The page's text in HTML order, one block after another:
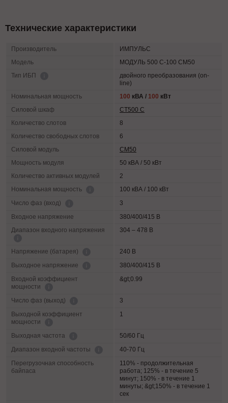
Технические характеристики
Производитель
ИМПУЛЬС
Модель
МОДУЛЬ 500 С-100 СМ50
Тип ИБП
двойного преобразования (on-
line)
Номинальная мощность
100 кВА / 100 кВт
Силовой шкаф
СТ500 С
Количество слотов
8
Количество свободных слотов
6
Силовой модуль
СМ50
Мощность модуля
50 кВА / 50 кВт
Количество активных модулей
2
Номинальная мощность
100 кВА / 100 кВт
Число фаз (вход)
3
Входное напряжение
380/400/415 В
Диапазон входного напряжения
304 – 478 В
Напряжение (батарея)
240 В
Выходное напряжение
380/400/415 В
Входной коэффициент
мощности
&gt;0.99
Число фаз (выход)
3
Выходной коэффициент
мощности
1
Выходная частота
50/60 Гц
Диапазон входной частоты
40-70 Гц
Перегрузочная способность
байпаса
110% - продолжительная
работа; 125% - в течение 5
минут; 150% - в течение 1
минуты; &gt;150% - в течение 1
сек